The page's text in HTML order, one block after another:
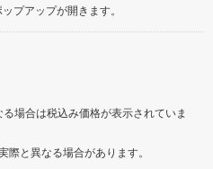
プアップが開きます。
場合は税込み価格が表示されていま
と異なる場合があります。